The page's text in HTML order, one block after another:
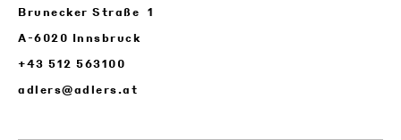
Brunecker Straße 1
A-6020 Innsbruck
+43 512 563100
adlers@adlers.at